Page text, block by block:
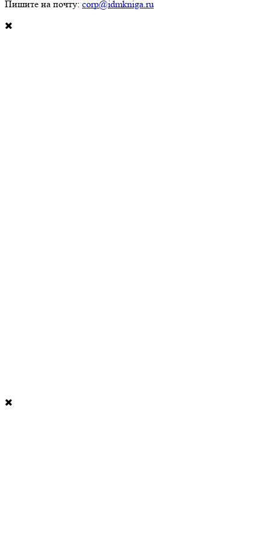
Пишите на почту: corp@idmkniga.ru